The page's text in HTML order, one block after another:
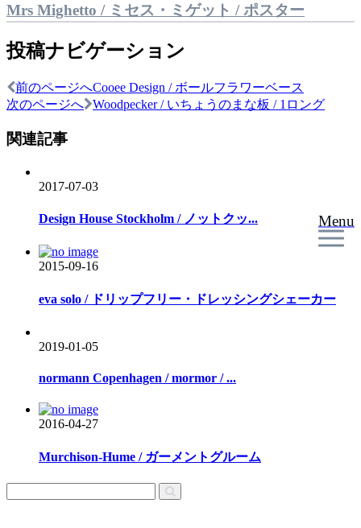
Menu
Mrs Mighetto / ミセス・ミゲット / ポスター
投稿ナビゲーション
前のページへCooee Design / ボールフラワーベース
次のページへ
Woodpecker / いちょうのまな板 / 1ロング
関連記事
2017-07-03
Design House Stockholm / ノットクッ...
2015-09-16
eva solo / ドリップフリー・ドレッシングシェーカー
2019-01-05
normann Copenhagen / mormor / ...
2016-04-27
Murchison-Hume / ガーメントグルーム